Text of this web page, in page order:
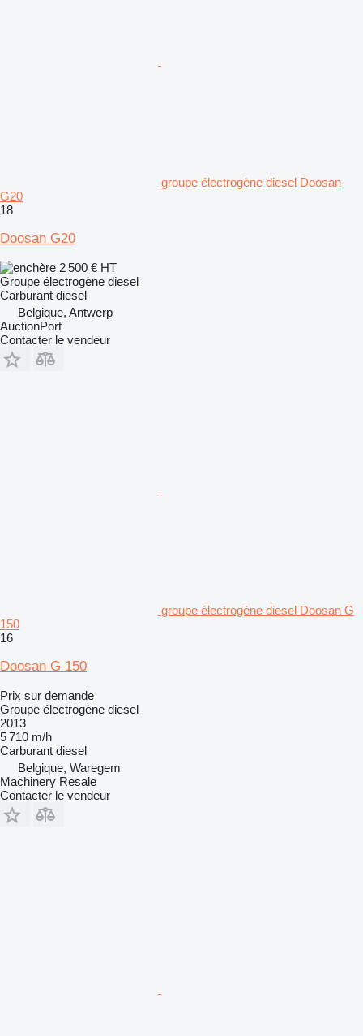
groupe électrogène diesel Doosan
G20
18
Doosan G20
2 500 € HT
Groupe électrogène diesel
Carburant diesel
Belgique, Antwerp
AuctionPort
Contacter le vendeur
groupe électrogène diesel Doosan G
150
16
Doosan G 150
Prix sur demande
Groupe électrogène diesel
2013
5 710 m/h
Carburant diesel
Belgique, Waregem
Machinery Resale
Contacter le vendeur